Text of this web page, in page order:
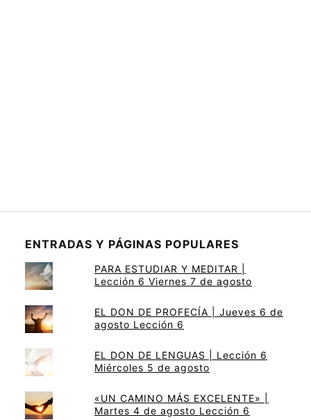
ENTRADAS Y PÁGINAS POPULARES
PARA ESTUDIAR Y MEDITAR |
Lección 6 Viernes 7 de agosto
EL DON DE PROFECÍA | Jueves 6 de
agosto Lección 6
EL DON DE LENGUAS | Lección 6
Miércoles 5 de agosto
«UN CAMINO MÁS EXCELENTE» |
Martes 4 de agosto Lección 6